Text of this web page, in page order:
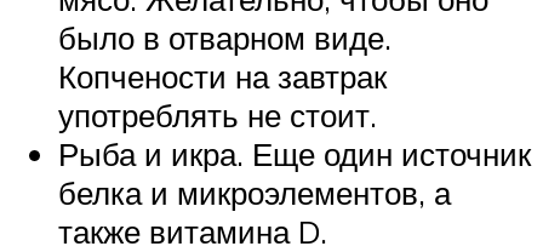
было в отварном виде.
Копчености на завтрак
употреблять не стоит.
Рыба и икра. Еще один источник
белка и микроэлементов, а
также витамина D.